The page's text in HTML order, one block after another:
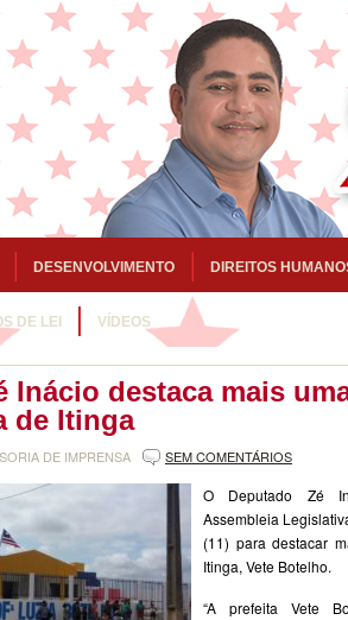
DESENVOLVIMENTO DIREITOS
DE LEI VÍDEOS
Inácio destaca mais
de Itinga
DE IMPRENSA SEM COMENTÁRIOS
O Deputado Zé
Assembleia
(11) para destacar
Itinga, Vete Botelho.
“A prefeita Vete